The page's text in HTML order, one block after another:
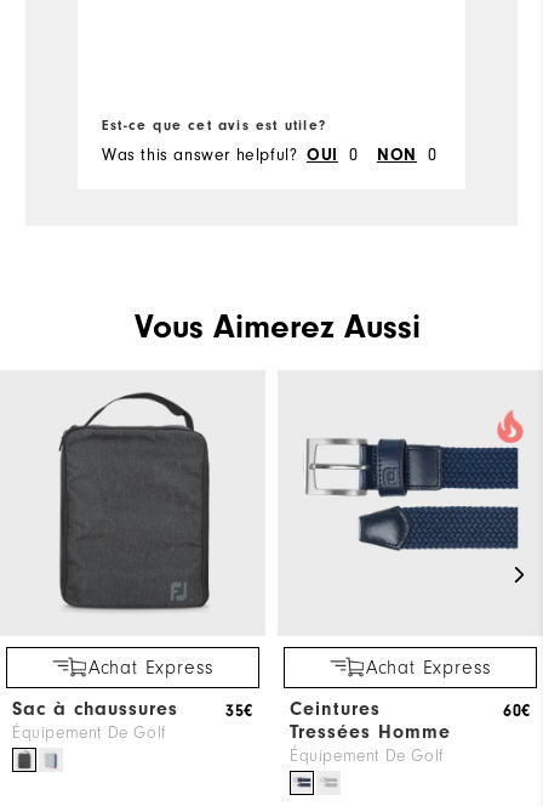
Est-ce que cet avis est utile?
Was this answer helpful? OUI 0 NON 0
Vous Aimerez Aussi
Achat Express
Sac à chaussures
Équipement De Golf
35€
Achat Express
Ceintures
Tressées Homme
Équipement De Golf
60€